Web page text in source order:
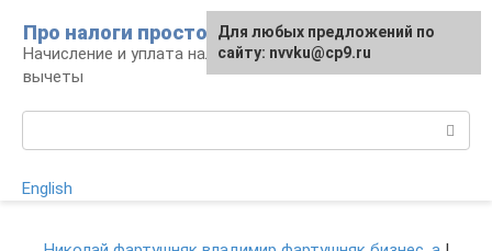
контенту
Про налоги просто
Начисление и уплата налогов, налоговые
вычеты
English
Для любых предложений по
сайту: nvvku@cp9.ru